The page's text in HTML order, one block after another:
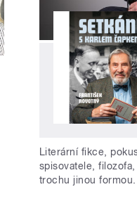
Literární fikce,
spisovatele,
trochu jinou formou.